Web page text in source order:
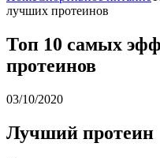
лучших протеинов
Топ 10 самых
протеинов
03/10/2020
Лучший протеин